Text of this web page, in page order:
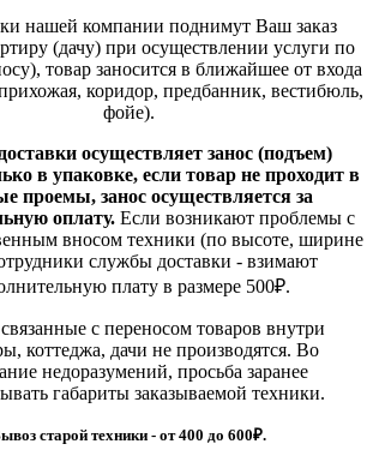
нашей компании поднимут Ваш заказ
(дачу) при осуществлении услуги по
товар заносится в ближайшее от входа
коридор, предбанник, вестибюль,
фойе).
осуществляет занос (подъем)
в упаковке, если товар не проходит в
проемы, занос осуществляется за
оплату. Если возникают проблемы с
вносом техники (по высоте, ширине
службы доставки - взимают
плату в размере 500₽.
с переносом товаров внутри
коттеджа, дачи не производятся. Во
недоразумений, просьба заранее
габариты заказываемой техники.
старой техники - от 400 до 600₽.